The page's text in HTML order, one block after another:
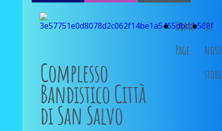
Complesso
Bandistico Città
di San Salvo
Home
Page
La